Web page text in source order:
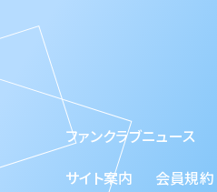
ファンクラブニュース
サイト案内
会員規約